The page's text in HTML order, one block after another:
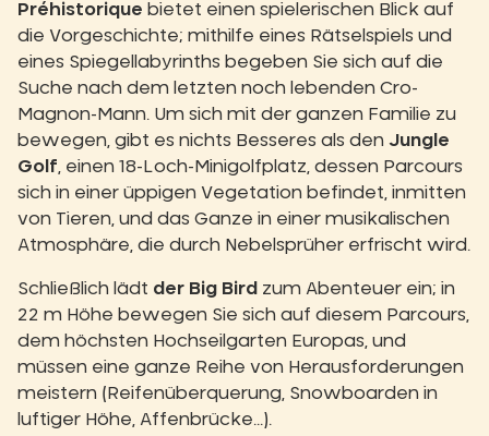
Préhistorique bietet einen spielerischen Blick auf
die Vorgeschichte; mithilfe eines Rätselspiels und
eines Spiegellabyrinths begeben Sie sich auf die
Suche nach dem letzten noch lebenden Cro-
Magnon-Mann. Um sich mit der ganzen Familie zu
bewegen, gibt es nichts Besseres als den Jungle
Golf , einen 18-Loch-Minigolfplatz, dessen Parcours
sich in einer üppigen Vegetation befindet, inmitten
von Tieren, und das Ganze in einer musikalischen
Atmosphäre, die durch Nebelsprüher erfrischt wird.
Schließlich lädt der Big Bird zum Abenteuer ein; in
22 m Höhe bewegen Sie sich auf diesem Parcours,
dem höchsten Hochseilgarten Europas, und
müssen eine ganze Reihe von Herausforderungen
meistern (Reifenüberquerung, Snowboarden in
luftiger Höhe, Affenbrücke...).